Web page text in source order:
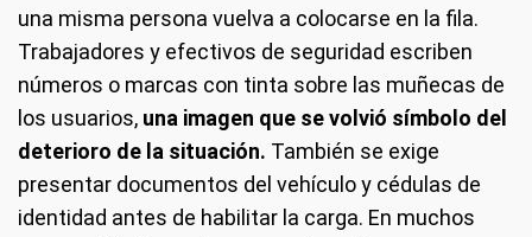
una misma persona vuelva a colocarse en la fila.
Trabajadores y efectivos de seguridad escriben
números o marcas con tinta sobre las muñecas de
los usuarios, una imagen que se volvió símbolo del
deterioro de la situación. También se exige
presentar documentos del vehículo y cédulas de
identidad antes de habilitar la carga. En muchos